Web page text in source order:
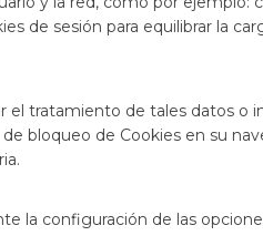
de sesión para equilibrar la
tratamiento de tales datos
bloqueo de Cookies en su
la configuración de las